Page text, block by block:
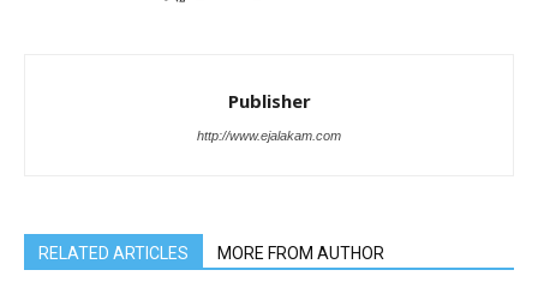
Publisher
http://www.ejalakam.com
RELATED ARTICLES MORE FROM AUTHOR